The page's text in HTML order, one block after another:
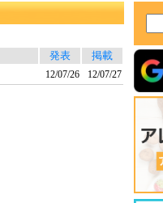
発表
掲載
12/07/26 12/07/27